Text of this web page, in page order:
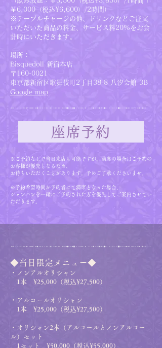
￥6,000（税込¥6,600）/2時間）
※テーブルチャージの他、ドリンクなどご注文
いただいた商品の料金、サービス料20%をお会
計時にいただきます。
場所：
Bisquedoll 新宿本店
〒160-0021
東京都新宿区歌舞伎町2丁目38-8 八汐会館 3B
Google map
座席予約
※​ご予約なしで当日来店も可能ですが、満席の場合はご予約の
お客様が優先となるため、
お待ちいただくことがあります。予めご了承くださいませ。
※予約希望時間が予約者にて満席となった場合、
シャンパンを一緒にご予約された方を優先してご案内させてい
ただきます。
◆当日限定メニュー◆
・ノンアルオリシャン
1本 ¥25,000（税込¥27,500）
・アルコールオリシャン
1本 ¥25,000（税込¥27,500）
・
オリシャン2本（アルコールとノンアルコー
ル）セット
1セット ¥50,000（税込¥55,000）​